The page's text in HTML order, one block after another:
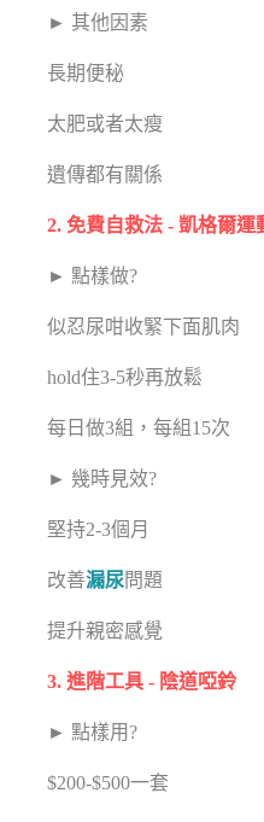
► 其他因素
長期便秘
太肥或者太瘦
遺傳都有關係
2. 免費自救法 - 凱格爾運
► 點樣做?
似忍尿咁收緊下面肌肉
hold住3-5秒再放鬆
每日做3組，每組15次
► 幾時見效?
堅持2-3個月
改善漏尿問題
提升親密感覺
3. 進階工具 - 陰道啞鈴
► 點樣用?
$200-$500一套